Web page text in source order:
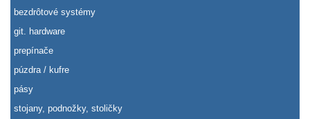
bezdrôtové systémy
git. hardware
prepínače
púzdra / kufre
pásy
stojany, podnožky, stoličky